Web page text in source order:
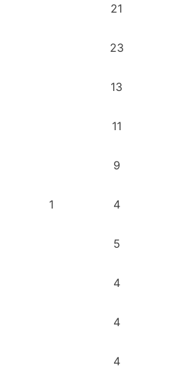
21
23
13
11
9
1 4
5
4
4
4